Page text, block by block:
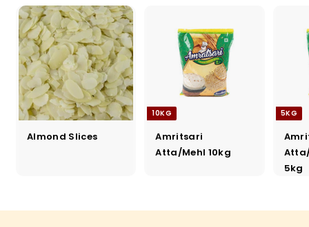
Almond Slices
10KG
Amritsari
Atta/Mehl 10kg
5KG
5kg